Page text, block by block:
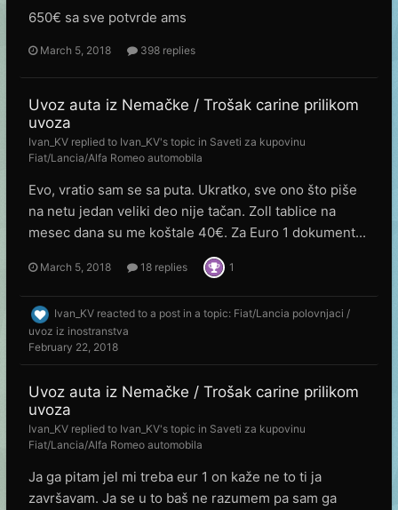
650€ sa sve potvrde ams
March 5, 2018 398 replies
Uvoz auta iz Nemačke / Trošak carine prilikom
uvoza
Ivan_KV replied to Ivan_KV's topic in Saveti za kupovinu
Fiat/Lancia/Alfa Romeo automobila
Evo, vratio sam se sa puta. Ukratko, sve ono što piše
na netu jedan veliki deo nije tačan. Zoll tablice na
mesec dana su me koštale 40€. Za Euro 1 dokument...
March 5, 2018 18 replies 1
Ivan_KV reacted to a post in a topic: Fiat/Lancia polovnjaci /
uvoz iz inostranstva
February 22, 2018
Uvoz auta iz Nemačke / Trošak carine prilikom
uvoza
Ivan_KV replied to Ivan_KV's topic in Saveti za kupovinu
Fiat/Lancia/Alfa Romeo automobila
Ja ga pitam jel mi treba eur 1 on kaže ne to ti ja
završavam. Ja se u to baš ne razumem pa sam ga